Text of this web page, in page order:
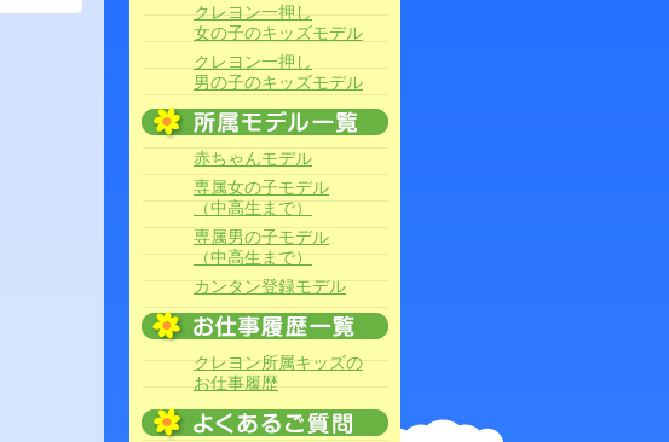
クレヨン一押し
女の子のキッズモデル
クレヨン一押し
男の子のキッズモデル
赤ちゃんモデル
専属女の子モデル
（中高生まで）
専属男の子モデル
（中高生まで）
カンタン登録モデル
クレヨン所属キッズの
お仕事履歴